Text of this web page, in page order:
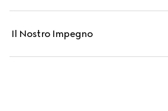
Il Nostro Impegno